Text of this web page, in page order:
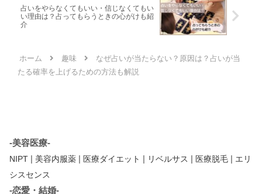
占いをやらなくてもいい・信じなくてもい
い理由は？占ってもらうときの心がけも紹
介
ホーム 趣味
なぜ占いが当たらない？原因は？占いが当
たる確率を上げるための方法も解説
-美容医療-
NIPT | 美容内服薬 | 医療ダイエット | リベルサス | 医療脱毛 | エリ
シスセンス
-恋愛・結婚-